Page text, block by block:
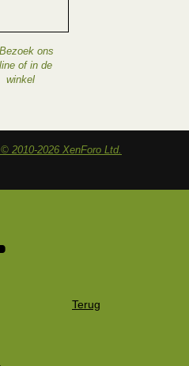
© 2010-2026 XenForo Ltd.
Terug